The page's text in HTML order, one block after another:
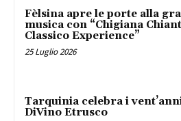
Fèlsina apre le porte alla
musica con “Chigiana
Classico Experience”
25 Luglio 2026
Tarquinia celebra i
DiVino Etrusco